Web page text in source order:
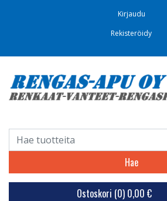
Kirjaudu
Rekisteröidy
Hae
Ostoskori (0) 0,00 €